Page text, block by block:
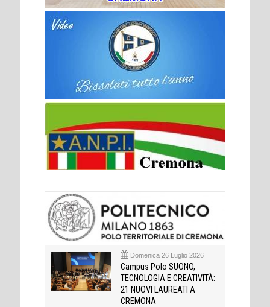
Domenica 26 Luglio 2026
Campus Polo SUONO,
TECNOLOGIA E CREATIVITÀ:
21 NUOVI LAUREATI A
CREMONA